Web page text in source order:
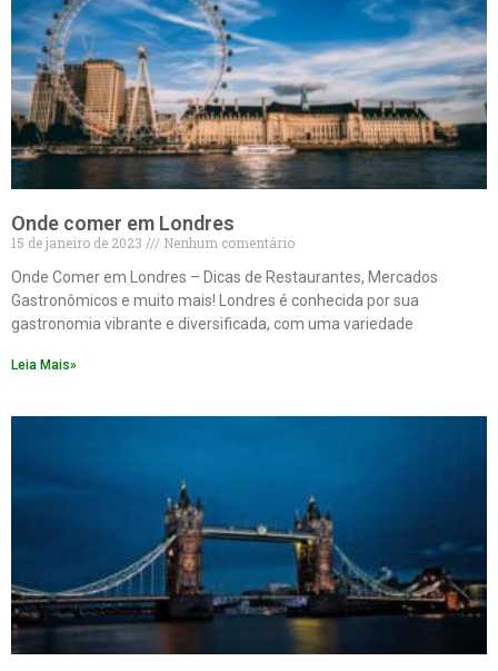
Onde comer em Londres
15 de janeiro de 2023
Nenhum comentário
Onde Comer em Londres – Dicas de Restaurantes, Mercados
Gastronômicos e muito mais! Londres é conhecida por sua
gastronomia vibrante e diversificada, com uma variedade
Leia Mais»